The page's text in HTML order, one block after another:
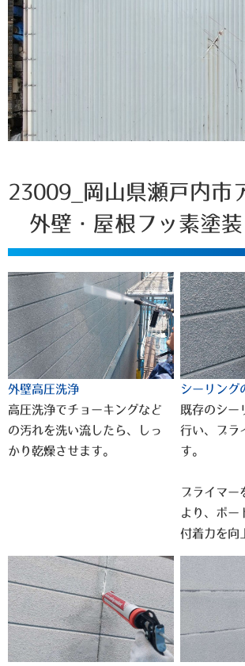
23009_岡山県瀬戸内市
外壁・屋根フッ素塗
外壁高圧洗浄
高圧洗浄でチョーキングなど
の汚れを洗い流したら、しっ
かり乾燥させます。
シーリング
既存のシー
行い、プラ
す。
プライマー
より、ボー
付着力を向